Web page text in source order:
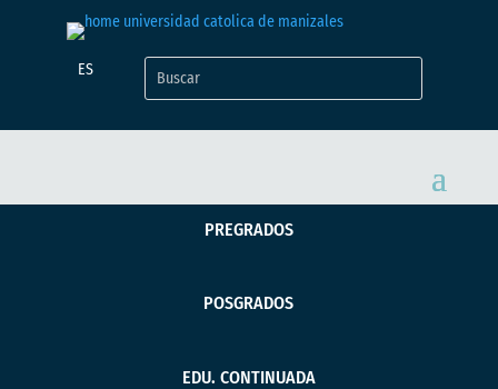
ES
PREGRADOS
POSGRADOS
EDU. CONTINUADA